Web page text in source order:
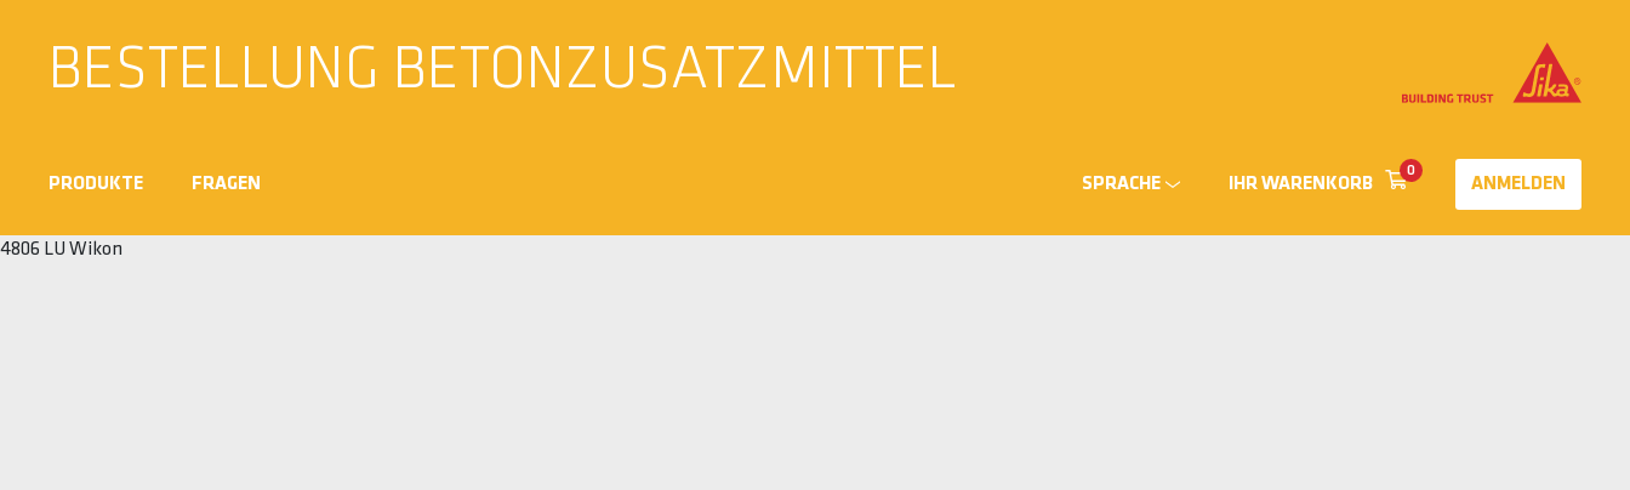
BESTELLUNG BETONZUSATZMITTEL
PRODUKTE FRAGEN SPRACHE IHR WARENKORB
0
ANMELDEN
4806 LU Wikon